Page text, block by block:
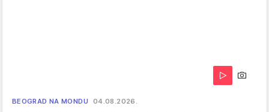
BEOGRAD NA MONDU 04.08.2026.